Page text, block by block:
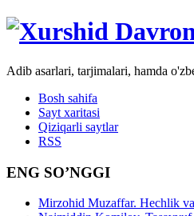
Adib asarlari, tarjimalari, hamda
Bosh sahifa
Sayt xaritasi
Qiziqarli saytlar
RSS
ENG SO’NGGI
Mirzohid Muzaffar. Hechlik